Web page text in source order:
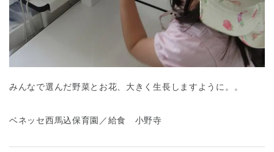
みんなで選んだ野菜とお花、大きく生長しますように。。
ベネッセ西馬込保育園／給食 小野寺